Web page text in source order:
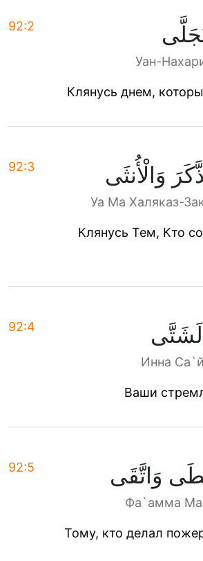
92:2
Уан-
Клянусь днем,
92:3 وَالْأُنثَى
Уа Ма Халяказ-
Клянусь Тем, Кто
92:4
Инна
Ваши
92:5 وَاتَّقَى
Фа`амма
Тому, кто делал